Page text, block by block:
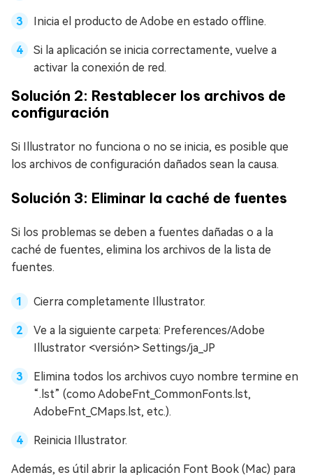
Inicia el producto de Adobe en estado offline.
Si la aplicación se inicia correctamente, vuelve a
activar la conexión de red.
Solución 2: Restablecer los archivos de
configuración
Si Illustrator no funciona o no se inicia, es posible que
los archivos de configuración dañados sean la causa.
Solución 3: Eliminar la caché de fuentes
Si los problemas se deben a fuentes dañadas o a la
caché de fuentes, elimina los archivos de la lista de
fuentes.
Cierra completamente Illustrator.
Ve a la siguiente carpeta: Preferences/Adobe
Illustrator <versión> Settings/ja_JP
Elimina todos los archivos cuyo nombre termine en
“.lst” (como AdobeFnt_CommonFonts.lst,
AdobeFnt_CMaps.lst, etc.).
Reinicia Illustrator.
Además, es útil abrir la aplicación Font Book (Mac) para